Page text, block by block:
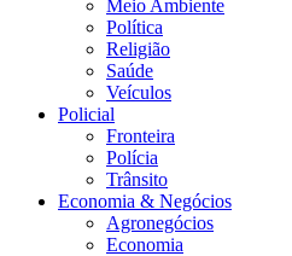
Meio Ambiente
Política
Religião
Saúde
Veículos
Policial
Fronteira
Polícia
Trânsito
Economia & Negócios
Agronegócios
Economia